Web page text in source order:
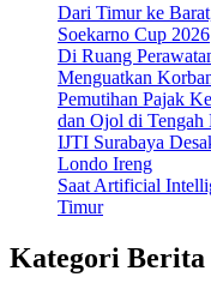
Dari Timur ke
Soekarno Cup 2026
Di Ruang
Menguatkan
Pemutihan Pajak
dan Ojol di
IJTI Surabaya
Londo Ireng
Saat Artificial
Timur
Kategori Berita